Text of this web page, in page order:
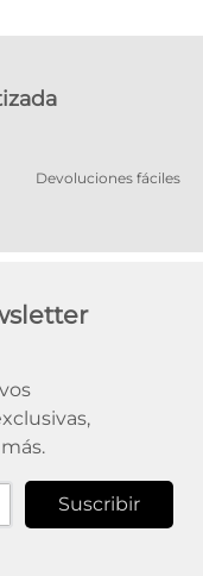
Devoluciones fáciles
Suscribir